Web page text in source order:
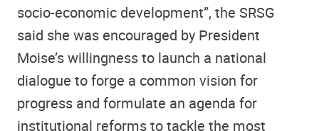
socio-economic development”, the SRSG
said she was encouraged by President
Moise’s willingness to launch a national
dialogue to forge a common vision for
progress and formulate an agenda for
institutional reforms to tackle the most